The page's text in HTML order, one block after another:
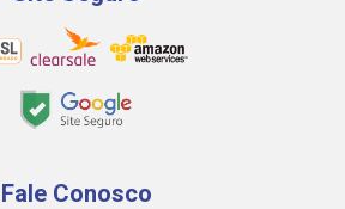
Fale Conosco